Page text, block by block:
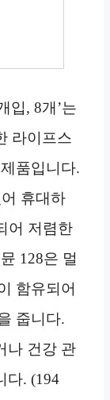
입, 8개’는
라이프스
품입니다.
휴대하
어 저렴한
128은 멀
함유되어
줍니다.
나 건강 관
다. (194